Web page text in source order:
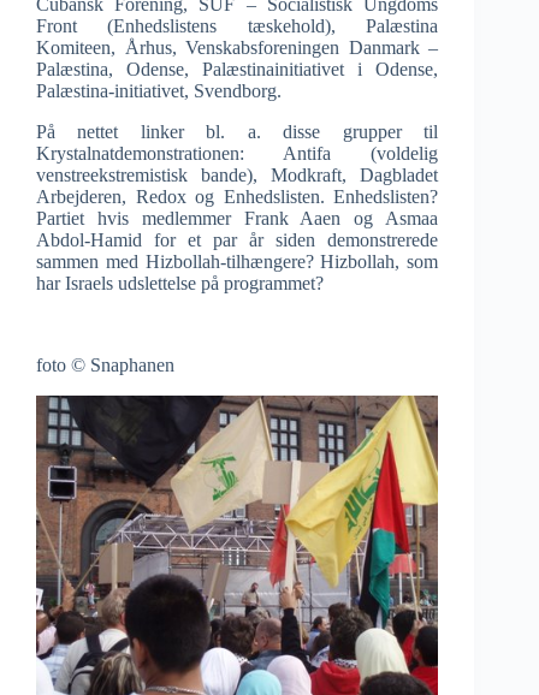
Cubansk Forening, SUF – Socialistisk Ungdoms
Front (Enhedslistens tæskehold), Palæstina
Komiteen, Århus, Venskabsforeningen Danmark –
Palæstina, Odense, Palæstinainitiativet i Odense,
Palæstina-initiativet, Svendborg.
På nettet linker bl. a. disse grupper til
Krystalnatdemonstrationen: Antifa (voldelig
venstreekstremistisk bande), Modkraft, Dagbladet
Arbejderen, Redox og Enhedslisten. Enhedslisten?
Partiet hvis medlemmer Frank Aaen og Asmaa
Abdol-Hamid for et par år siden demonstrerede
sammen med Hizbollah-tilhængere? Hizbollah, som
har Israels udslettelse på programmet?
foto © Snaphanen